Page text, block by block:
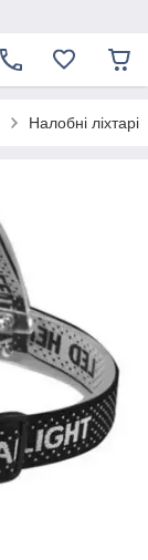
Налобні ліхтарі